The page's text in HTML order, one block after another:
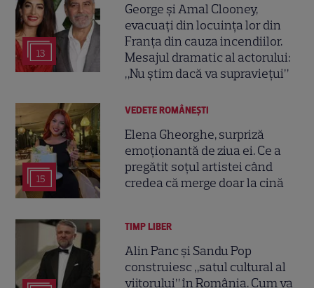
13
George și Amal Clooney,
evacuați din locuința lor din
Franța din cauza incendiilor.
Mesajul dramatic al actorului:
„Nu știm dacă va supraviețui”
15
VEDETE ROMÂNEŞTI
Elena Gheorghe, surpriză
emoționantă de ziua ei. Ce a
pregătit soțul artistei când
credea că merge doar la cină
TIMP LIBER
Alin Panc și Sandu Pop
construiesc „satul cultural al
viitorului” în România. Cum va